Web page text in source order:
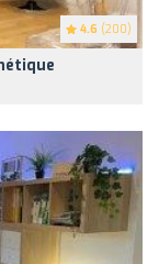
4.6 (200)